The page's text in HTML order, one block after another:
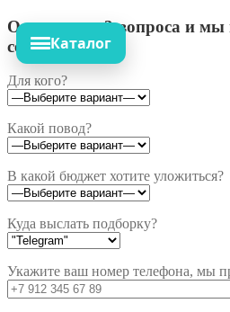
Ответьте на 3 вопроса и
сет!
Для кого?
Какой повод?
В какой бюджет хотите уложиться?
Куда выслать подборку?
Укажите ваш номер телефона, мы
Каталог